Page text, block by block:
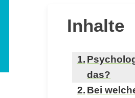
Inhalte
das?
Bei